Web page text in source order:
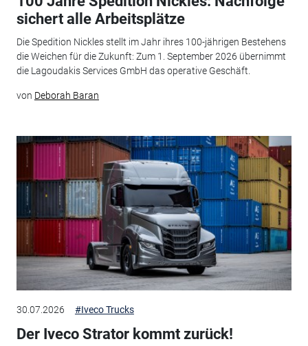
sichert alle Arbeitsplätze
Die Spedition Nickles stellt im Jahr ihres 100-jährigen Bestehens
die Weichen für die Zukunft: Zum 1. September 2026 übernimmt
die Lagoudakis Services GmbH das operative Geschäft.
von Deborah Baran
30.07.2026 #Iveco Trucks
Der Iveco Strator kommt zurück!